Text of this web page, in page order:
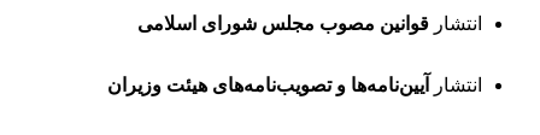
انتشار قوانین مصوب مجلس شورای اسلامی
انتشار آیین‌نامه‌ها و تصویب‌نامه‌های هیئت وزیران